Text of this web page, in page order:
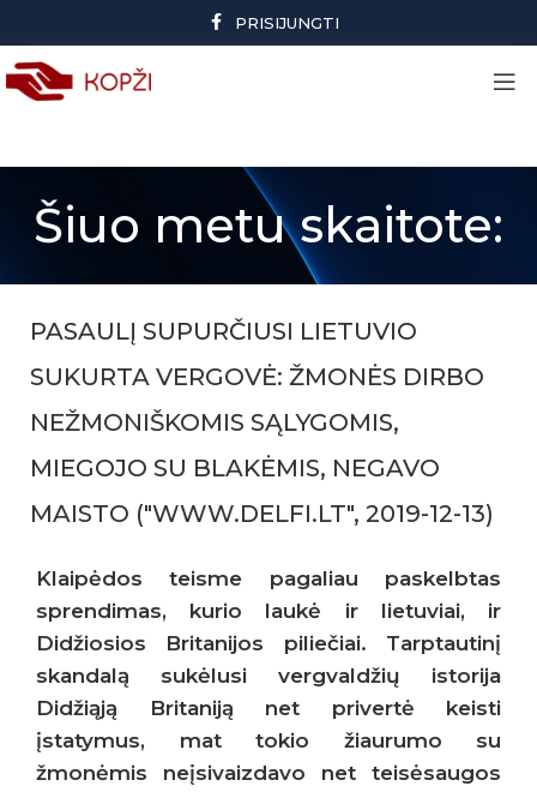
PRISIJUNGTI
Šiuo metu skaitote:
PASAULĮ SUPURČIUSI LIETUVIO
SUKURTA VERGOVĖ: ŽMONĖS DIRBO
NEŽMONIŠKOMIS SĄLYGOMIS,
MIEGOJO SU BLAKĖMIS, NEGAVO
MAISTO ("WWW.DELFI.LT", 2019-12-13)
Klaipėdos teisme pagaliau paskelbtas
sprendimas, kurio laukė ir lietuviai, ir
Didžiosios Britanijos piliečiai. Tarptautinį
skandalą sukėlusi vergvaldžių istorija
Didžiąją Britaniją net privertė keisti
įstatymus, mat tokio žiaurumo su
žmonėmis neįsivaizdavo net teisėsaugos